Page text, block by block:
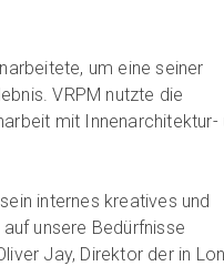
um eine seiner
VRPM nutzte die
mit Innenarchitektur-
internes kreatives und
unsere Bedürfnisse
Jay, Direktor der in